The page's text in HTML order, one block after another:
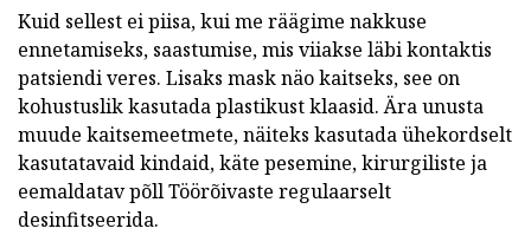
Kuid sellest ei piisa, kui me räägime nakkuse
ennetamiseks, saastumise, mis viiakse läbi kontaktis
patsiendi veres. Lisaks mask näo kaitseks, see on
kohustuslik kasutada plastikust klaasid. Ära unusta
muude kaitsemeetmete, näiteks kasutada ühekordselt
kasutatavaid kindaid, käte pesemine, kirurgiliste ja
eemaldatav põll Töörõivaste regulaarselt
desinfitseerida.